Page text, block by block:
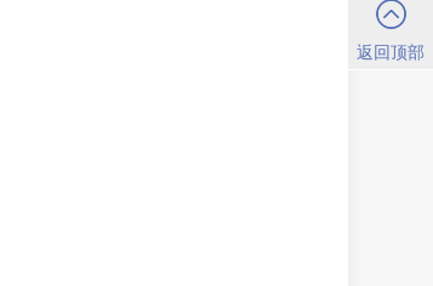
返回顶部